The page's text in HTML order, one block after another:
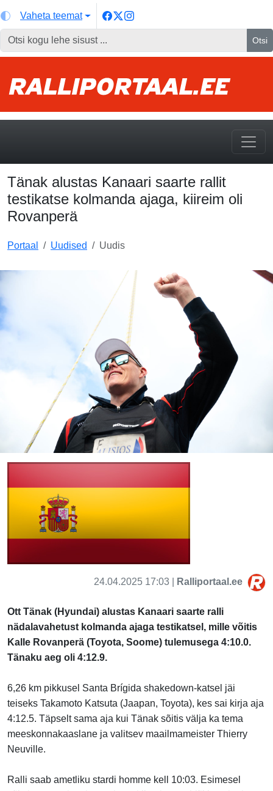
Vaheta teemat
Otsi
Tänak alustas Kanaari saarte rallit
testikatse kolmanda ajaga, kiireim oli
Rovanperä
Portaal Uudised Uudis
24.04.2025 17:03 | Ralliportaal.ee
Ott Tänak (Hyundai) alustas Kanaari saarte ralli
nädalavahetust kolmanda ajaga testikatsel, mille võitis
Kalle Rovanperä (Toyota, Soome) tulemusega 4:10.0.
Tänaku aeg oli 4:12.9.
6,26 km pikkusel Santa Brígida shakedown-katsel jäi
teiseks Takamoto Katsuta (Jaapan, Toyota), kes sai kirja aja
4:12.5. Täpselt sama aja kui Tänak sõitis välja ka tema
meeskonnakaaslane ja valitsev maailmameister Thierry
Neuville.
Ralli saab ametliku stardi homme kell 10:03. Esimesel